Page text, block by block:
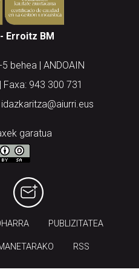
Erroitz BM
behea | ANDOAIN
Faxa: 943 300 731
garatua
PUBLIZITATEA
RSS